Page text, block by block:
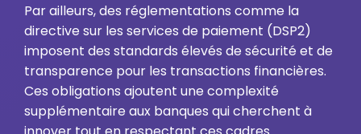
Par ailleurs, des réglementations comme la
directive sur les services de paiement (DSP2)
imposent des standards élevés de sécurité et de
transparence pour les transactions financières.
Ces obligations ajoutent une complexité
supplémentaire aux banques qui cherchent à